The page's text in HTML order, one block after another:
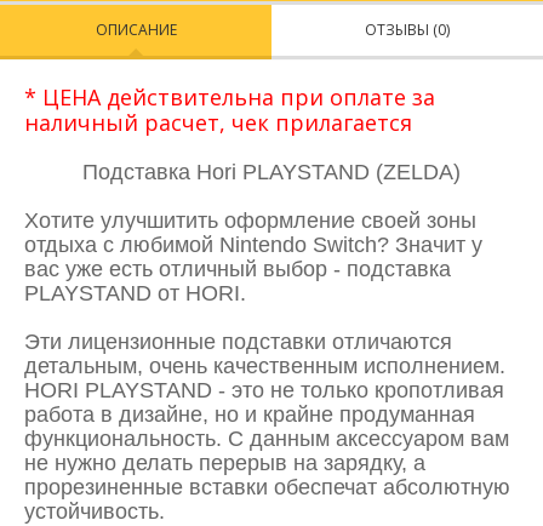
ОПИСАНИЕ ОТЗЫВЫ (0)
* ЦЕНА действительна при оплате за
наличный расчет, чек прилагается
Подставка Hori PLAYSTAND (ZELDA)
Хотите улучшитить оформление своей зоны
отдыха с любимой Nintendo Switch? Значит у
вас уже есть отличный выбор - подставка
PLAYSTAND от HORI.
Эти лицензионные подставки отличаются
детальным, очень качественным исполнением.
HORI PLAYSTAND - это не только кропотливая
работа в дизайне, но и крайне продуманная
функциональность. С данным аксессуаром вам
не нужно делать перерыв на зарядку, а
прорезиненные вставки обеспечат абсолютную
устойчивость.